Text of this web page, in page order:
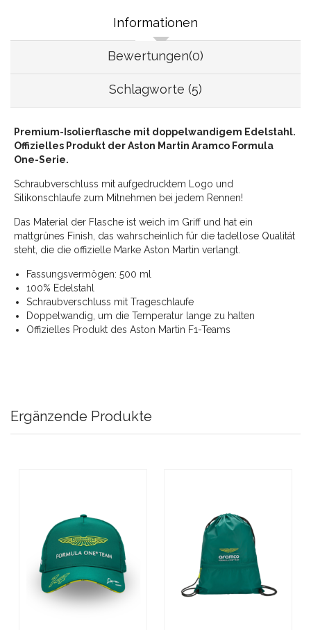
Informationen
Bewertungen(0)
Schlagworte (5)
Premium-Isolierflasche mit doppelwandigem Edelstahl.
Offizielles Produkt der Aston Martin Aramco Formula
One-Serie.
Schraubverschluss mit aufgedrucktem Logo und
Silikonschlaufe zum Mitnehmen bei jedem Rennen!
Das Material der Flasche ist weich im Griff und hat ein
mattgrünes Finish, das wahrscheinlich für die tadellose Qualität
steht, die die offizielle Marke Aston Martin verlangt.
Fassungsvermögen: 500 ml
100% Edelstahl
Schraubverschluss mit Trageschlaufe
Doppelwandig, um die Temperatur lange zu halten
Offizielles Produkt des Aston Martin F1-Teams
Ergänzende Produkte